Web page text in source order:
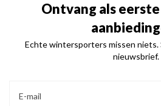
Ontvang als
Echte wintersporters missen niets.
nieuwsbrief.